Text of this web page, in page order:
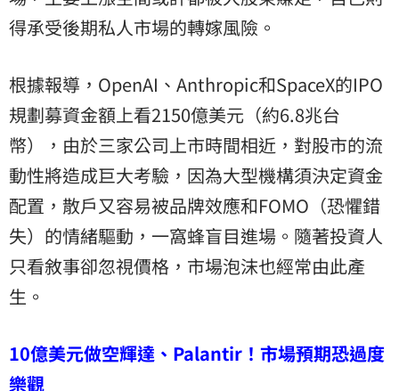
得承受後期私人市場的轉嫁風險。
根據報導，OpenAI、Anthropic和SpaceX的IPO
規劃募資金額上看2150億美元（約6.8兆台
幣），由於三家公司上市時間相近，對股市的流
動性將造成巨大考驗，因為大型機構須決定資金
配置，散戶又容易被品牌效應和FOMO（恐懼錯
失）的情緒驅動，一窩蜂盲目進場。隨著投資人
只看敘事卻忽視價格，市場泡沫也經常由此產
生。
10億美元做空輝達、Palantir！市場預期恐過度
樂觀